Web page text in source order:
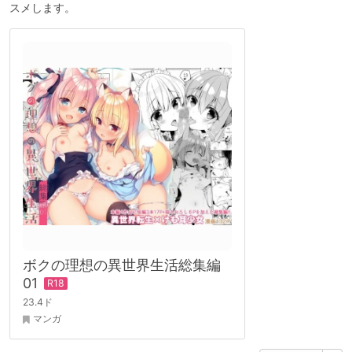
スメします。
ボクの理想の異世界生活総集編
01
23.4ド
マンガ